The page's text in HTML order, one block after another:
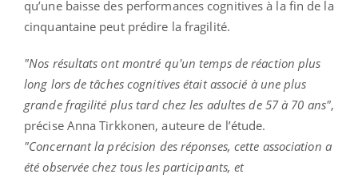
qu’une baisse des performances cognitives à la fin de la
cinquantaine peut prédire la fragilité.
"Nos résultats ont montré qu'un temps de réaction plus
long lors de tâches cognitives était associé à une plus
grande fragilité plus tard chez les adultes de 57 à 70 ans",
précise Anna Tirkkonen, auteure de l’étude.
"Concernant la précision des réponses, cette association a
été observée chez tous les participants, et